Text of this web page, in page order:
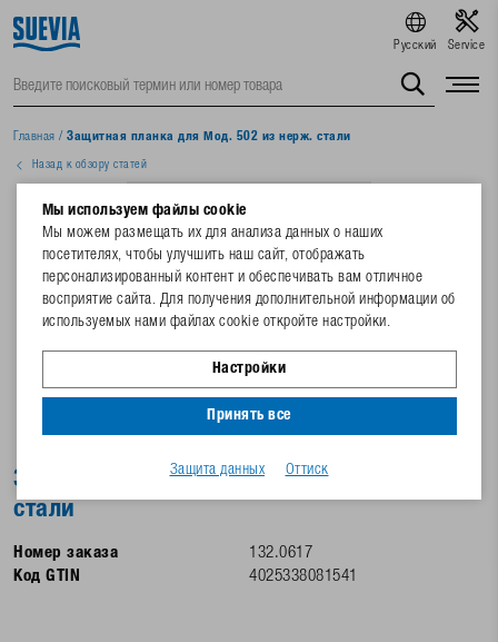
Русский Service
Главная / Защитная планка для Мод. 502 из нерж. стали
Назад к обзору статей
Защитная планка для Мод. 502 из нерж.
стали
Номер заказа
132.0617
Код GTIN
4025338081541
Мы используем файлы cookie
Мы можем размещать их для анализа данных о наших
посетителях, чтобы улучшить наш сайт, отображать
персонализированный контент и обеспечивать вам отличное
восприятие сайта. Для получения дополнительной информации об
используемых нами файлах cookie откройте настройки.
Настройки
Принять все
Защита данных Оттиск